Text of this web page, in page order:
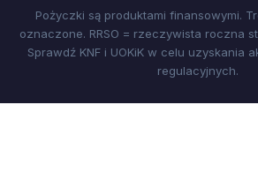
Pożyczki są produktami finansowymi.
oznaczone. RRSO = rzeczywista roczna
Sprawdź KNF i UOKiK w celu uzyskania
regulacyjnych.